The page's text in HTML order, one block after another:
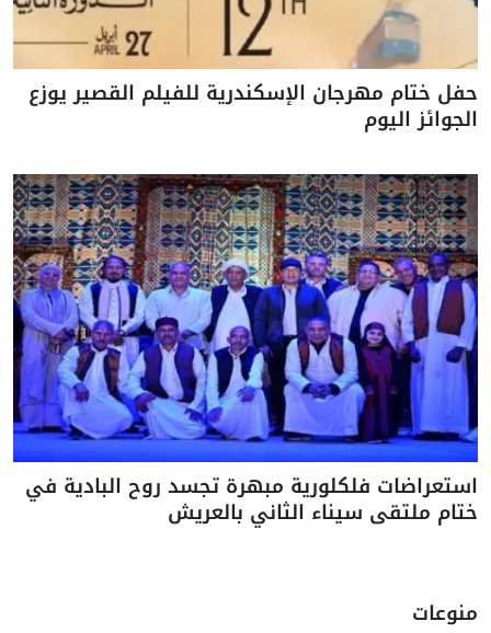
حفل ختام مهرجان الإسكندرية للفيلم القصير يوزع
الجوائز اليوم
استعراضات فلكلورية مبهرة تجسد روح البادية في
ختام ملتقى سيناء الثاني بالعريش
منوعات